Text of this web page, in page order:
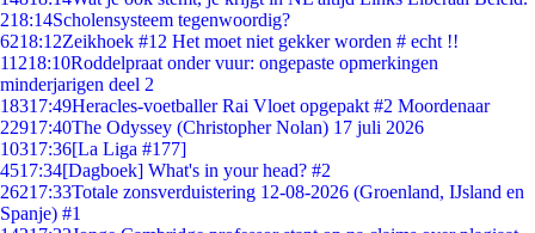
218:14Scholensysteem tegenwoordig?
6218:12Zeikhoek #12 Het moet niet gekker worden # echt !!
11218:10Roddelpraat onder vuur: ongepaste opmerkingen
minderjarigen deel 2
18317:49Heracles-voetballer Rai Vloet opgepakt #2 Moordenaar
22917:40The Odyssey (Christopher Nolan) 17 juli 2026
10317:36[La Liga #177]
4517:34[Dagboek] What's in your head? #2
26217:33Totale zonsverduistering 12-08-2026 (Groenland, IJsland en
Spanje) #1